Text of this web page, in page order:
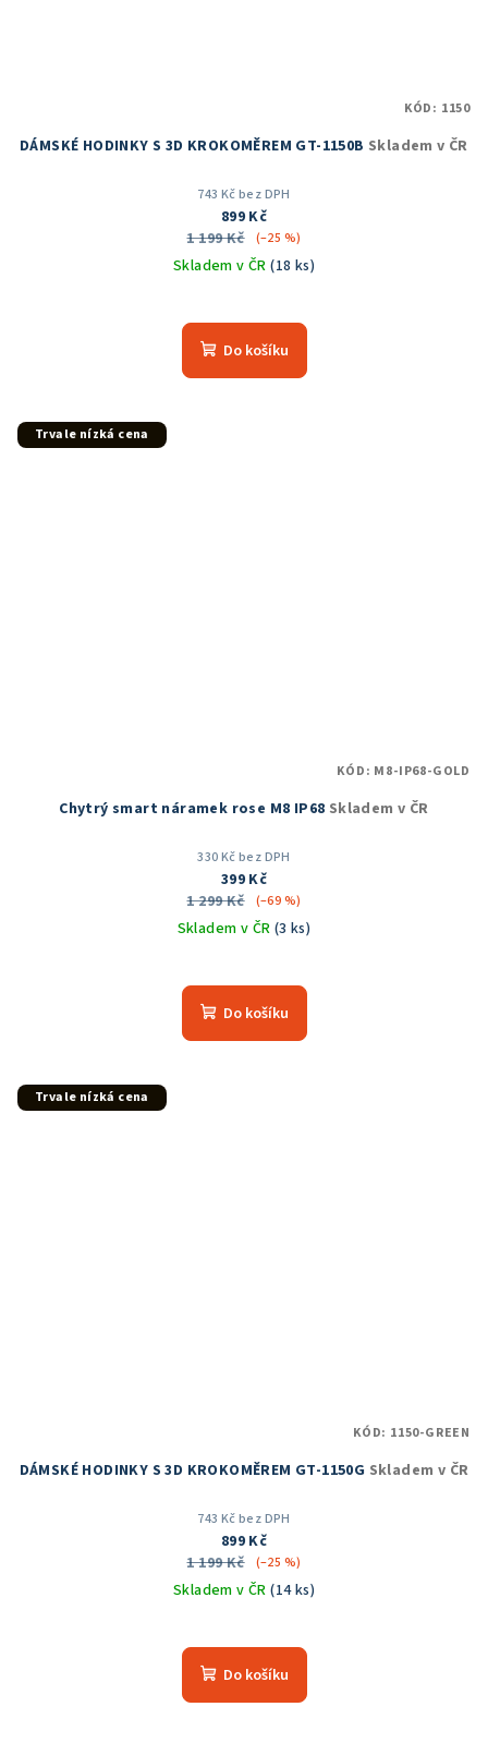
DÁMSKÉ HODINKY S 3D KROKOMĚREM GT-1150B Skladem v ČR
743 Kč bez DPH
899 Kč
1 199 Kč
(–25 %)
Skladem v ČR(18 ks)
hodnocení
produktu
Do košíku
KÓD: 1150
Trvale nízká cena
Chytrý smart náramek rose M8 IP68 Skladem v ČR
330 Kč bez DPH
399 Kč
1 299 Kč
(–69 %)
Skladem v ČR (3 ks)
Do košíku
KÓD: M8-IP68-GOLD
Trvale nízká cena
DÁMSKÉ HODINKY S 3D KROKOMĚREM GT-1150G Skladem v ČR
743 Kč bez DPH
899 Kč
1 199 Kč
(–25 %)
Skladem v ČR(14 ks)
hodnocení
produktu
Do košíku
KÓD: 1150-GREEN